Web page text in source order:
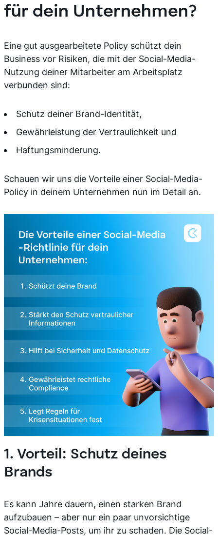
für dein Unternehmen?
Eine gut ausgearbeitete Policy schützt dein
Business vor Risiken, die mit der Social-Media-
Nutzung deiner Mitarbeiter am Arbeitsplatz
verbunden sind:
Schutz deiner Brand-Identität,
Gewährleistung der Vertraulichkeit und
Haftungsminderung.
Schauen wir uns die Vorteile einer Social-Media-
Policy in deinem Unternehmen nun im Detail an.
1. Vorteil: Schutz deines
Brands
Es kann Jahre dauern, einen starken Brand
aufzubauen – aber nur ein paar unvorsichtige
Social-Media-Posts, um ihr zu schaden. Die Social-